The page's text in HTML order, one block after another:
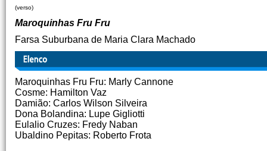
(verso)
Maroquinhas Fru Fru
Farsa Suburbana de Maria Clara Machado
Maroquinhas Fru Fru: Marly Cannone
Cosme: Hamilton Vaz
Damião: Carlos Wilson Silveira
Dona Bolandina: Lupe Gigliotti
Eulalio Cruzes: Fredy Naban
Ubaldino Pepitas: Roberto Frota